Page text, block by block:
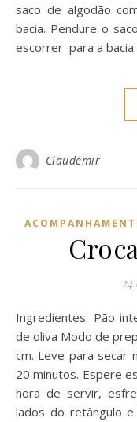
saco de algodão
bacia. Pendure o
escorrer para a
Claudemir
Ingredientes: Pão integral amanhecido 3 dias Alho azeite
de oliva Modo de
cm. Leve para secar
20 minutos. Espere
hora de servir,
lados do retângulo